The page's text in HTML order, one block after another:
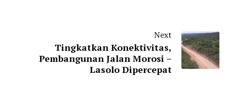
Next
Tingkatkan Konektivitas,
Pembangunan Jalan Morosi –
Lasolo Dipercepat